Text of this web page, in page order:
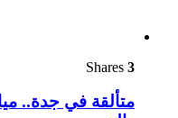
3
متألقة في جدة..